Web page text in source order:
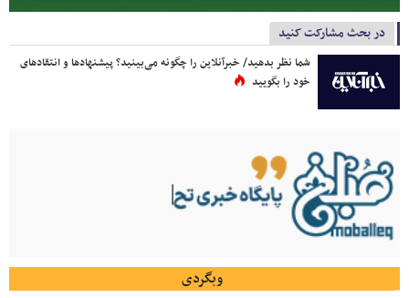
در بحث مشارکت کنید
شما نظر بدهید/ خبرآنلاین را چگونه می‌بینید؟ پیشنهادها و انتقادهای
خود را بگویید
وبگردی